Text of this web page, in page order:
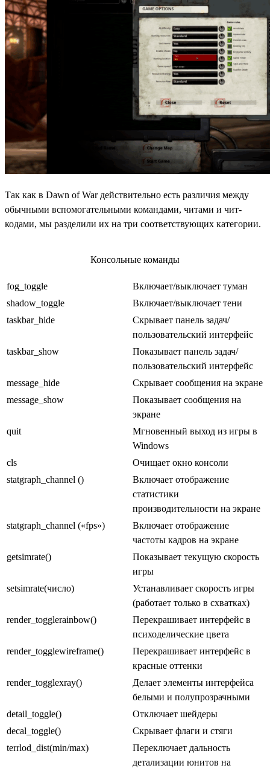
Так как в Dawn of War действительно есть различия между
обычными вспомогательными командами, читами и чит-
кодами, мы разделили их на три соответствующих категории.
Консольные команды
fog_toggle
Включает/выключает туман
shadow_toggle
Включает/выключает тени
taskbar_hide
Скрывает панель задач/
пользовательский интерфейс
taskbar_show
Показывает панель задач/
пользовательский интерфейс
message_hide
Скрывает сообщения на экране
message_show
Показывает сообщения на
экране
quit
Мгновенный выход из игры в
Windows
cls
Очищает окно консоли
statgraph_channel ()
Включает отображение
статистики
производительности на экране
statgraph_channel («fps»)
Включает отображение
частоты кадров на экране
getsimrate()
Показывает текущую скорость
игры
setsimrate(число)
Устанавливает скорость игры
(работает только в схватках)
render_togglerainbow()
Перекрашивает интерфейс в
психоделические цвета
render_togglewireframe()
Перекрашивает интерфейс в
красные оттенки
render_togglexray()
Делает элементы интерфейса
белыми и полупрозрачными
detail_toggle()
Отключает шейдеры
decal_toggle()
Скрывает флаги и стяги
terrlod_dist(min/max)
Переключает дальность
детализации юнитов на